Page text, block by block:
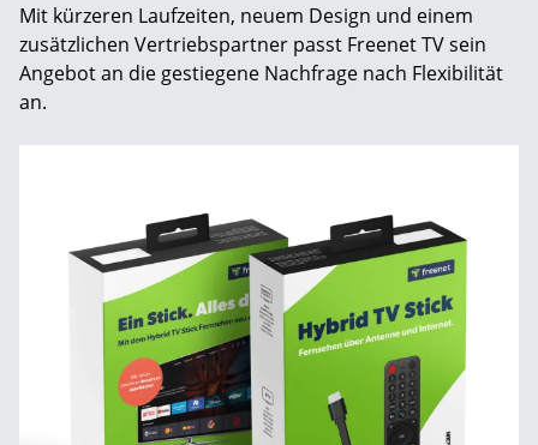
Mit kürzeren Laufzeiten, neuem Design und einem
zusätzlichen Vertriebspartner passt Freenet TV sein
Angebot an die gestiegene Nachfrage nach Flexibilität
an.